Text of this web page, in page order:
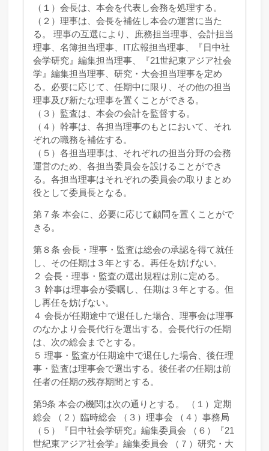
（１）会長は、本会を代表し会務を処理する。
（２）理事は、会長を補佐し本会の運営に当た
る。 理事の互選により、庶務担当理事、会計担当
理事、名簿担当理事、IT広報担当理事、『日中社
会学研究』編集担当理事、『21世紀東アジア社会
学』編集担当理事、研究・大会担当理事を定め
る。必要に応じて、任期中に限り、その他の担当
理事及び新たな理事を置くことができる。
（３）監査は、本会の会計を監督する。
（４）幹事は、各担当理事のもとにおいて、それ
ぞれの職務を補佐する。
（５）各担当理事は、それぞれの担当分野の会務
運営のため、各担当委員会を設けることができ
る。各担当理事はそれぞれの委員会の取りまとめ
役として委員長となる。
第７条 本会に、必要に応じて顧問を置くことがで
きる。
第８条 会長・理事・監査は総会の承認を得て就任
し、その任期は３年とする。再任を妨げない。
２ 会長・理事・監査の選出規程は別に定める。
３ 幹事は理事会が委嘱し、任期は３年とする。但
し再任を妨げない。
４ 会長が任期途中で退任した場合、理事会は理事
のなかより会長代行を選出する。会長代行の任期
は、次の総会までとする。
５ 理事・監査が任期途中で退任した場合、後任理
事・監査は理事会で選出する。後任者の任期は前
任者の任期の残存期間とする。
第9条 本会の機関は次の通りとする。 （１）定期
総会 （２）臨時総会 （３）理事会 （４）事務局
（５）『日中社会学研究』編集委員会 （６）『21
世紀東アジア社会学』編集委員会 （７）研究・大